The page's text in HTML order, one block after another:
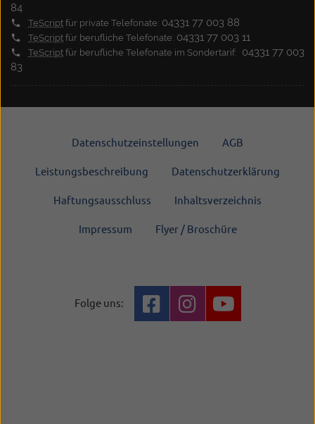
84
TeScript für private Telefonate: 04331 77 003 88
TeScript für berufliche Telefonate: 04331 77 003 11
TeScript für berufliche Telefonate im Sondertarif: 04331 77 003
83
Datenschutzeinstellungen AGB
Leistungsbeschreibung Datenschutzerklärung
Haftungsausschluss Inhaltsverzeichnis
Impressum Flyer / Broschüre
Folge uns: